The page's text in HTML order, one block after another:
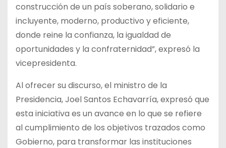
construcción de un país soberano, solidario e
incluyente, moderno, productivo y eficiente,
donde reine la confianza, la igualdad de
oportunidades y la confraternidad”, expresó la
vicepresidenta.
Al ofrecer su discurso, el ministro de la
Presidencia, Joel Santos Echavarría, expresó que
esta iniciativa es un avance en lo que se refiere
al cumplimiento de los objetivos trazados como
Gobierno, para transformar las instituciones